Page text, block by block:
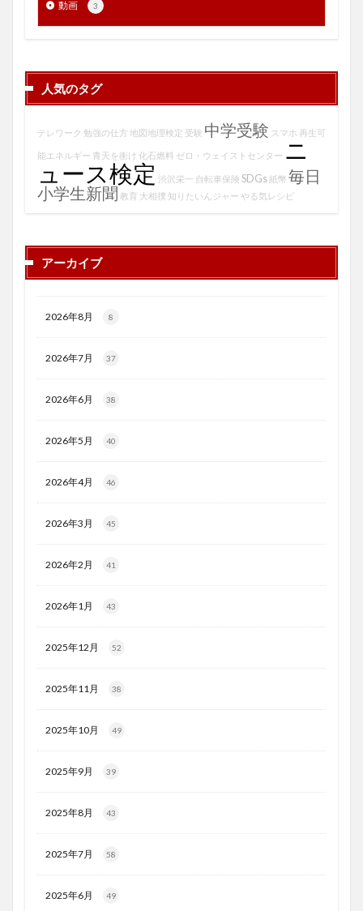
動画 3
人気のタグ
テレワーク 勉強の仕方 地図地理検定 受験 中学受験 スマホ 再生可
能エネルギー 青天を衝け 化石燃料 ゼロ・ウェイストセンター ニ
ュース検定 渋沢栄一 自転車保険 SDGs紙幣 毎日
小学生新聞 教育 大相撲 知りたいんジャー やる気レシピ
アーカイブ
2026年8月 8
2026年7月 37
2026年6月 38
2026年5月 40
2026年4月 46
2026年3月 45
2026年2月 41
2026年1月 43
2025年12月 52
2025年11月 38
2025年10月 49
2025年9月 39
2025年8月 43
2025年7月 58
2025年6月 49